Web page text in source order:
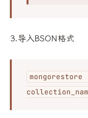
3.导入BSON格式
mongorestore